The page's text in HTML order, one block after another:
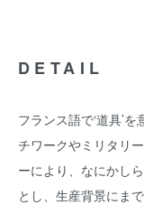
DETAIL
フランス語で‘道具’
チワークやミリタリ
ーにより、なにかし
とし、生産背景にま